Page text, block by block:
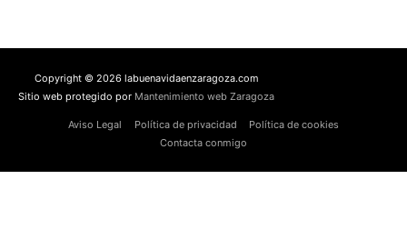
Copyright © 2026 labuenavidaenzaragoza.com
Sitio web protegido por Mantenimiento web Zaragoza
Aviso Legal Política de privacidad
Política de cookies
Contacta conmigo